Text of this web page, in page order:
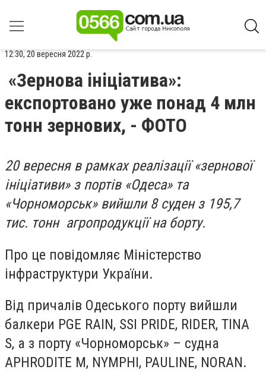
12:30, 20 вересня 2022 р.
«Зернова ініціатива»:
експортовано уже понад 4 млн
тонн зернових, - ФОТО
20 вересня в рамках реалізації «зернової
ініціативи» з портів «Одеса» та
«Чорноморськ» вийшли 8 суден з 195,7
тис. тонн агропродукції на борту.
Про це повідомляє Міністерство
інфраструктури України.
Від причалів Одеського порту вийшли
балкери PGE RAIN, SSI PRIDE, RIDER, TINA
S, а з порту «Чорноморськ» – судна
APHRODITE M, NYMPHI, PAULINE, NORAN.